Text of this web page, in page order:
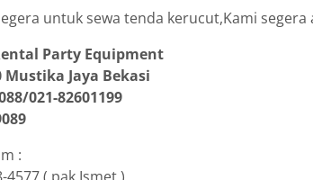
untuk sewa tenda kerucut,Kami
Party Equipment
Mustika Jaya Bekasi
021-82601199
: